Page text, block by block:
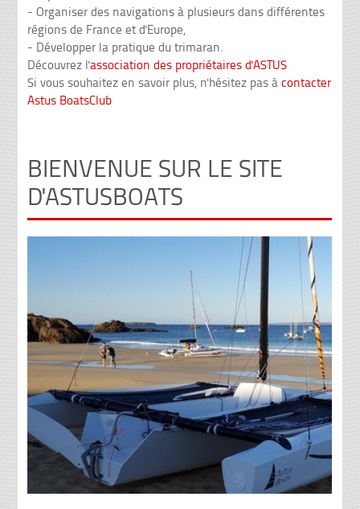
- Organiser des navigations à plusieurs dans différentes
régions de France et d'Europe,
- Développer la pratique du trimaran.
Découvrez l'association des propriétaires d'ASTUS
Si vous souhaitez en savoir plus, n'hésitez pas àcontacter
Astus BoatsClub
BIENVENUE SUR LE SITE
D'ASTUSBOATS